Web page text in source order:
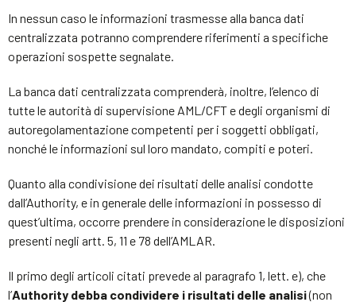
In nessun caso le informazioni trasmesse alla banca dati
centralizzata potranno comprendere riferimenti a specifiche
operazioni sospette segnalate.
La banca dati centralizzata comprenderà, inoltre, l’elenco di
tutte le autorità di supervisione AML/CFT e degli organismi di
autoregolamentazione competenti per i soggetti obbligati,
nonché le informazioni sul loro mandato, compiti e poteri.
Quanto alla condivisione dei risultati delle analisi condotte
dall’Authority, e in generale delle informazioni in possesso di
quest’ultima, occorre prendere in considerazione le disposizioni
presenti negli artt. 5, 11 e 78 dell’AMLAR.
Il primo degli articoli citati prevede al paragrafo 1, lett. e), che
l’Authority debba condividere i risultati delle analisi(non